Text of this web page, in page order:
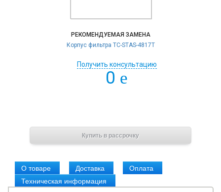
РЕКОМЕНДУЕМАЯ ЗАМЕНА
Корпус фильтра TC-STAS-4817T
Получить консультацию
0 e
Купить в рассрочку
О товаре Доставка
Оплата
Техническая информация